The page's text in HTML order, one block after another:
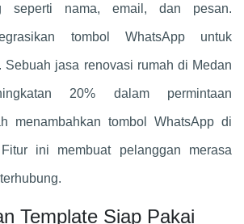
seperti nama, email, dan pesan.
tombol WhatsApp untuk
Sebuah jasa renovasi rumah di Medan
20% dalam permintaan
menambahkan tombol WhatsApp di
ini membuat pelanggan merasa
Template Siap Pakai